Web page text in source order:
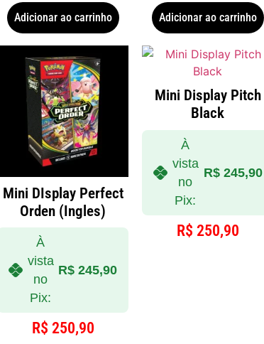
Adicionar ao carrinho Adicionar ao carrinho
Mini DIsplay Perfect
Orden (Ingles)
À
vista
no
Pix:
R$ 245,90
R$ 250,90
Mini Display Pitch
Black
À
vista
no
Pix:
R$245,90
R$ 250,90